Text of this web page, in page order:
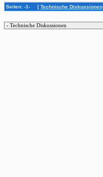
Seiten: -1- [Technische Diskussionen